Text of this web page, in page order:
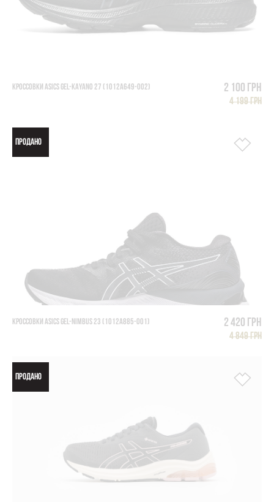
КРОССОВКИ ASICS GEL-KAYANO 27 (1012A649-002) 2 100 грн
4 199 грн
ПРОДАНО
КРОССОВКИ ASICS GEL-NIMBUS 23 (1012A885-001) 2 420 грн
4 849 грн
ПРОДАНО